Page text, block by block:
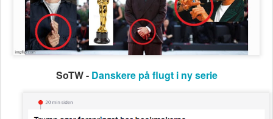
SoTW - Danskere på flugt i ny serie